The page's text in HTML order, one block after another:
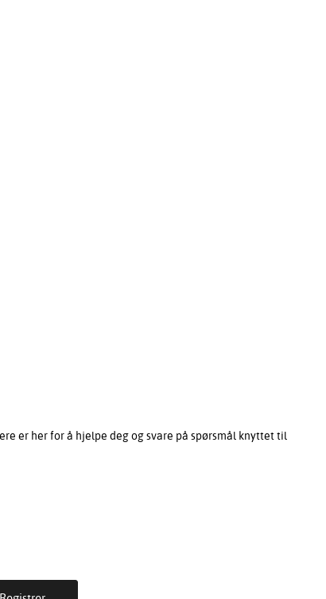
er her for å hjelpe deg og svare på spørsmål knyttet til